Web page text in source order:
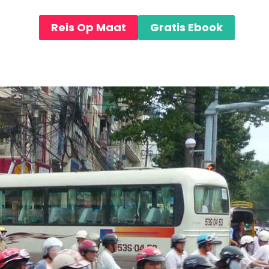
Reis Op Maat Gratis Ebook